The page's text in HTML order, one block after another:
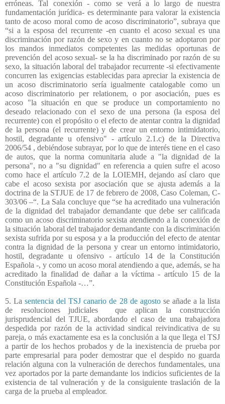
erróneas. Tal conexión - como se verá a lo largo de nuestra
fundamentación jurídica- es determinante para valorar la existencia
tanto de acoso moral como de acoso discriminatorio”, subraya que
“si a la esposa del recurrente -en cuanto el acoso sexual es una
discriminación por razón de sexo y en cuanto no se adoptaron por
los mandos inmediatos competentes las medidas oportunas de
prevención del acoso sexual- se la ha discriminado por razón de su
sexo, la situación laboral del trabajador recurrente -si efectivamente
concurren las exigencias establecidas para apreciar la existencia de
un acoso discriminatorio sería igualmente catalogable como un
acoso discriminatorio per relationem, o por asociación, pues es
acoso "la situación en que se produce un comportamiento no
deseado relacionado con el sexo de una persona (la esposa del
recurrente) con el propósito o el efecto de atentar contra la dignidad
de la persona (el recurrente) y de crear un entorno intimidatorio,
hostil, degradante u ofensivo" - artículo 2.1.c) de la Directiva
2006/54 , debiéndose subrayar, por lo que de interés tiene en el caso
de autos, que la norma comunitaria alude a "la dignidad de la
persona", no a "su dignidad" en referencia a quien sufre el acoso
como hace el artículo 7.2 de la LOIEMH, dejando así claro que
cabe el acoso sexista por asociación que se ajusta además a la
doctrina de la STJUE de 17 de febrero de 2008, Caso Coleman, C-
303/06 –“. La Sala concluye que “se ha acreditado una vulneración
de la dignidad del trabajador demandante que debe ser calificada
como un acoso discriminatorio sexista atendiendo a la conexión de
la situación laboral del trabajador demandante con la discriminación
sexista sufrida por su esposa y a la producción del efecto de atentar
contra la dignidad de la persona y crear un entorno intimidatorio,
hostil, degradante u ofensivo - artículo 14 de la Constitución
Española -, y como un acoso moral atendiendo a que, además, se ha
acreditado la finalidad de dañar a la víctima - artículo 15 de la
Constitución Española -…”.
5. Lasentencia del TSJ canario de 28 de agosto se añade a la lista
de resoluciones judiciales
que aplican la construcción
jurisprudencial del TJUE, abordando el caso de una trabajadora
despedida por razón de la actividad sindical reivindicativa de su
pareja, o más exactamente esa es la conclusión a la que llega el TSJ
a partir de los hechos probados y de la inexistencia de prueba por
parte empresarial para poder demostrar que el despido no guarda
relación alguna con la vulneración de derechos fundamentales, una
vez aportados por la parte demandante los indicios suficientes de la
existencia de tal vulneración y de la consiguiente traslación de la
carga de la prueba al empleador.